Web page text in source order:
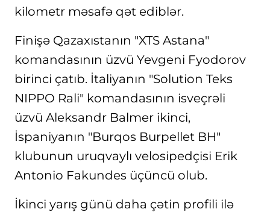
kilometr məsafə qət ediblər.
Finişə Qazaxıstanın "XTS Astana"
komandasının üzvü Yevgeni Fyodorov
birinci çatıb. İtaliyanın "Solution Teks
NIPPO Rali" komandasının isveçrəli
üzvü Aleksandr Balmer ikinci,
İspaniyanın "Burqos Burpellet BH"
klubunun uruqvaylı velosipedçisi Erik
Antonio Fakundes üçüncü olub.
İkinci yarış günü daha çətin profili ilə